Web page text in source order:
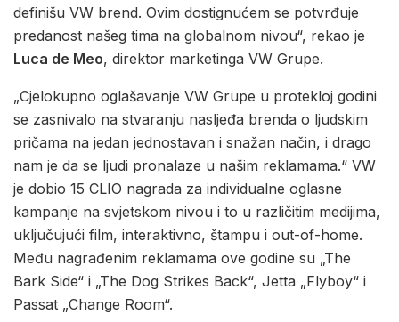
definišu VW brend. Ovim dostignućem se potvrđuje
predanost našeg tima na globalnom nivou“, rekao je
Luca de Meo, direktor marketinga VW Grupe.
„Cjelokupno oglašavanje VW Grupe u protekloj godini
se zasnivalo na stvaranju nasljeđa brenda o ljudskim
pričama na jedan jednostavan i snažan način, i drago
nam je da se ljudi pronalaze u našim reklamama.“ VW
je dobio 15 CLIO nagrada za individualne oglasne
kampanje na svjetskom nivou i to u različitim medijima,
uključujući film, interaktivno, štampu i out-of-home.
Među nagrađenim reklamama ove godine su „The
Bark Side“ i „The Dog Strikes Back“, Jetta „Flyboy“ i
Passat „Change Room“.